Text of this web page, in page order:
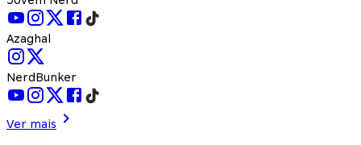
Azaghal
NerdBunker
Ver mais